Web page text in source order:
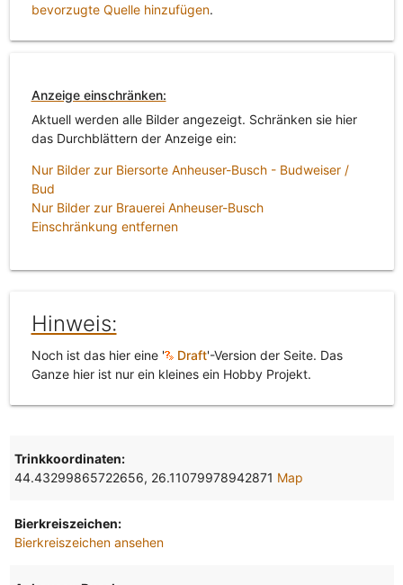
bevorzugte Quelle hinzufügen.
Anzeige einschränken:
Aktuell werden alle Bilder angezeigt. Schränken sie hier
das Durchblättern der Anzeige ein:
Nur Bilder zur Biersorte Anheuser-Busch - Budweiser /
Bud
Nur Bilder zur Brauerei Anheuser-Busch
Einschränkung entfernen
Hinweis:
Noch ist das hier eine ' Draft'-Version der Seite. Das
Ganze hier ist nur ein kleines ein Hobby Projekt.
Trinkkoordinaten:
44.43299865722656, 26.11079978942871 Map
Bierkreiszeichen:
Bierkreiszeichen ansehen